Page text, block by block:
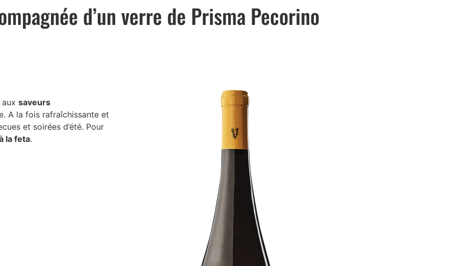
d’un verre de Prisma Pecorino
saveurs
A la fois rafraîchissante et
et soirées d’été. Pour
la feta.